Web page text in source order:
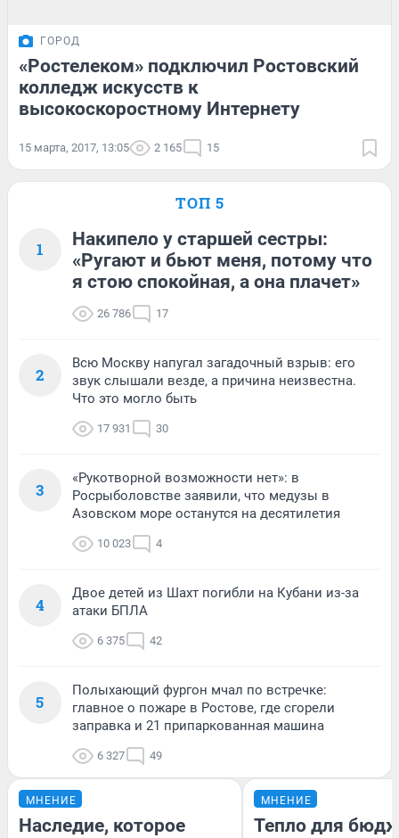
ГОРОД
«Ростелеком» подключил Ростовский
колледж искусств к
высокоскоростному Интернету
15 марта, 2017, 13:05 2 165 15
ТОП 5
1
Накипело у старшей сестры:
«Ругают и бьют меня, потому что
я стою спокойная, а она плачет»
26 786 17
2
Всю Москву напугал загадочный взрыв: его
звук слышали везде, а причина неизвестна.
Что это могло быть
17 931 30
3
«Рукотворной возможности нет»: в
Росрыболовстве заявили, что медузы в
Азовском море останутся на десятилетия
10 023 4
4
Двое детей из Шахт погибли на Кубани из-за
атаки БПЛА
6 375 42
5
Полыхающий фургон мчал по встречке:
главное о пожаре в Ростове, где сгорели
заправка и 21 припаркованная машина
6 327 49
МНЕНИЕ
Наследие, которое
МНЕНИЕ
Тепло для